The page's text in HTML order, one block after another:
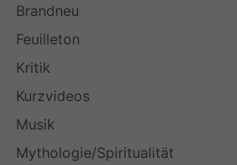
Brandneu
Feuilleton
Kritik
Kurzvideos
Musik
Mythologie/Spiritualität